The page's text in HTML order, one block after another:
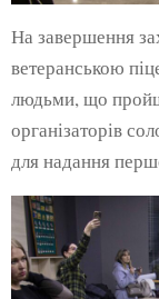
На завершення
ветеранською
людьми, що
організаторів
для надання